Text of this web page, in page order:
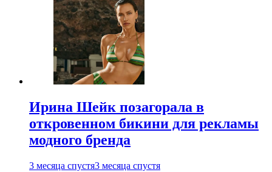
Ирина Шейк позагорала в
откровенном бикини для рекламы
модного бренда
3 месяца спустя3 месяца спустя